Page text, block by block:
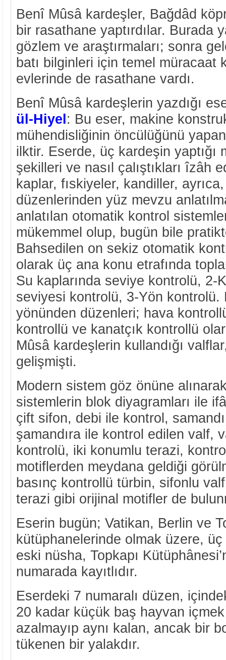
Benî Mûsâ kardeşler, Bağdâd
bir rasathane yaptırdılar. Burada
gözlem ve araştırmaları; sonra
batı bilginleri için temel müracaat
evlerinde de rasathane vardı.
Benî Mûsâ kardeşlerin yazdığı
ül-Hiyel: Bu eser, makine
mühendisliğinin öncülüğünü
ilktir. Eserde, üç kardeşin yaptığı
şekilleri ve nasıl çalıştıkları îzâh
kaplar, fıskiyeler, kandiller,
düzenlerinden yüz mevzu
anlatılan otomatik kontrol
mükemmel olup, bugün bile
Bahsedilen on sekiz otomatik
olarak üç ana konu etrafında
Su kaplarında seviye kontrolü, 2-
seviyesi kontrolü, 3-Yön kontrolü.
yönünden düzenleri; hava
kontrollü ve kanatçık kontrollü
Mûsâ kardeşlerin kullandığı
gelişmişti.
Modern sistem göz önüne
sistemlerin blok diyagramları ile
çift sifon, debi ile kontrol,
şamandıra ile kontrol edilen valf,
kontrolü, iki konumlu terazi,
motiflerden meydana geldiği
basınç kontrollü türbin, sifonlu
terazi gibi orijinal motifler de
Eserin bugün; Vatikan, Berlin ve
kütüphanelerinde olmak üzere, üç
eski nüsha, Topkapı
numarada kayıtlıdır.
Eserdeki 7 numaralı düzen,
20 kadar küçük baş hayvan
azalmayıp aynı kalan, ancak bir
tükenen bir yalakdır.